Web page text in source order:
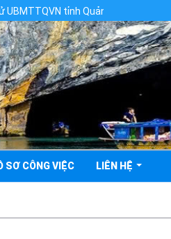
SƠ CÔNG VIỆC LIÊN HỆ
Quảng Trị